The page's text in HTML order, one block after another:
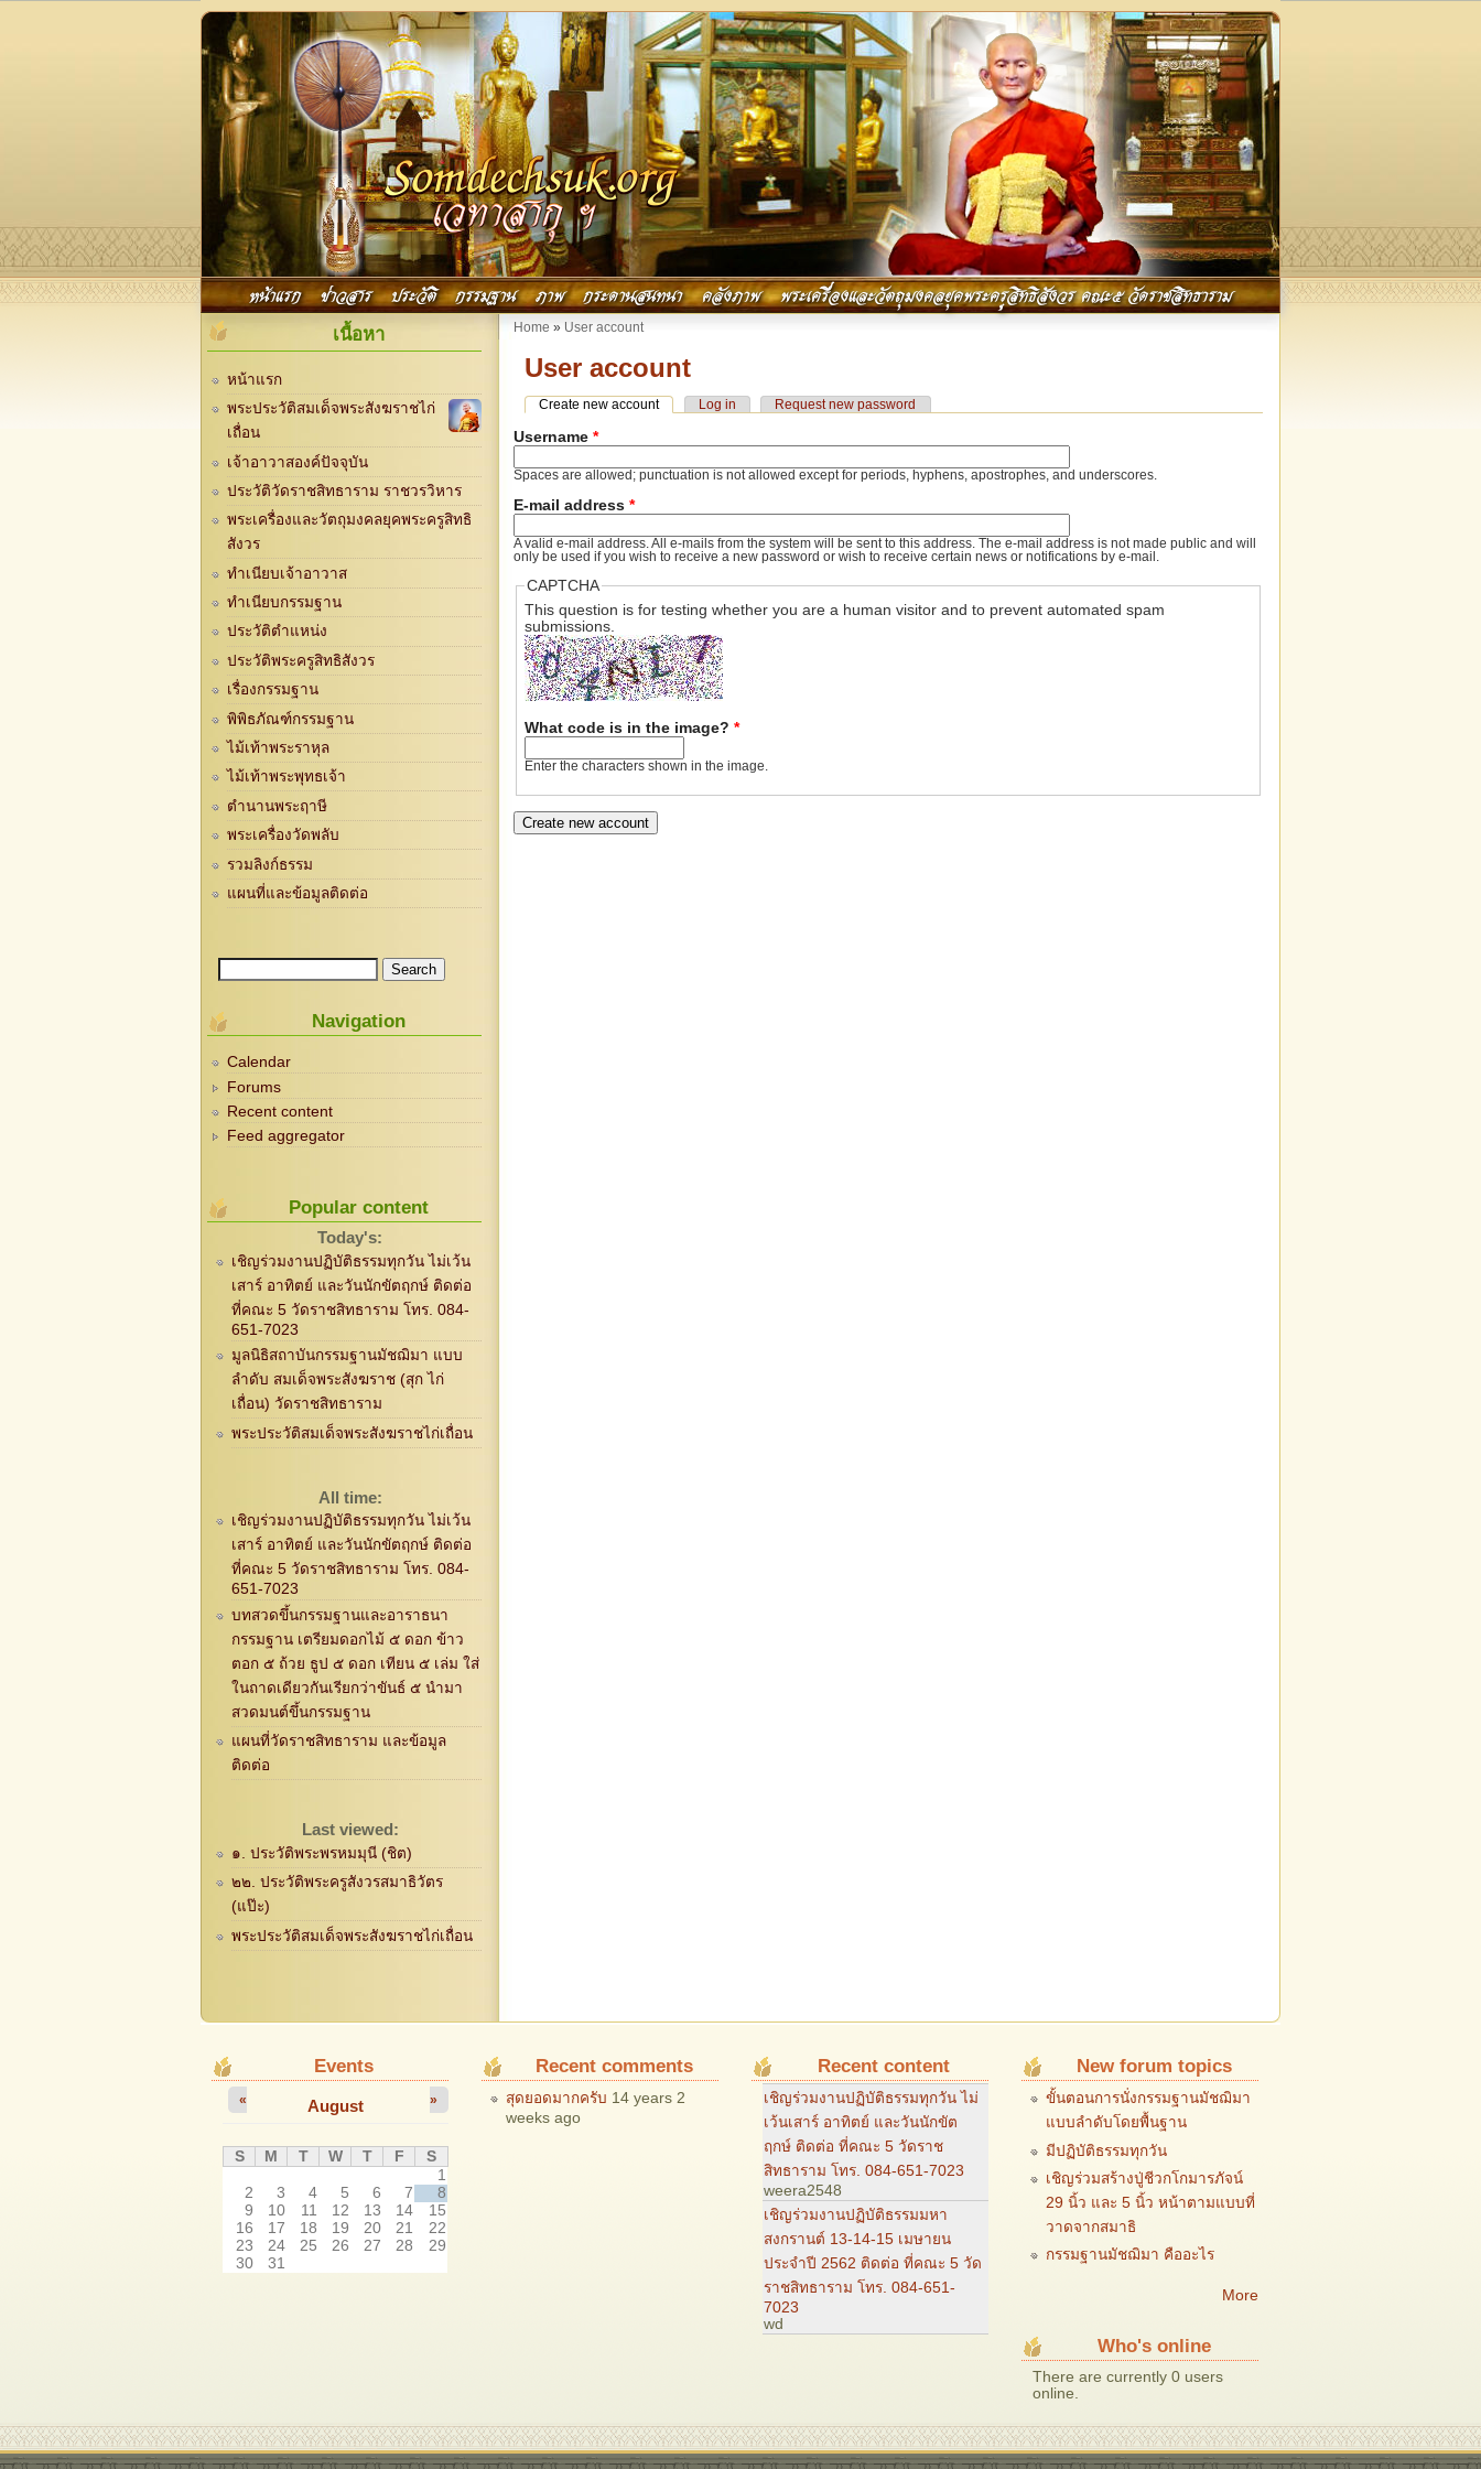
Main menu
หน้าแรก ข่าวสาร ประวัติ กรรมฐาน ภาพ กระดานสนทนา คลังภาพ พระเครื่องและวัตถุมงคลยุคพระครูสิทธิสังวร คณะ๕ วัดราชสิทธาราม
เนื้อหา
หน้าแรก
พระประวัติสมเด็จพระสังฆราชไก่
เถื่อน
เจ้าอาวาสองค์ปัจจุบัน
ประวัติวัดราชสิทธาราม ราชวรวิหาร
พระเครื่องและวัตถุมงคลยุคพระครูสิทธิ
สังวร
ทำเนียบเจ้าอาวาส
ทำเนียบกรรมฐาน
ประวัติตำแหน่ง
ประวัติพระครูสิทธิสังวร
เรื่องกรรมฐาน
พิพิธภัณฑ์กรรมฐาน
ไม้เท้าพระราหุล
ไม้เท้าพระพุทธเจ้า
ตำนานพระฤาษี
พระเครื่องวัดพลับ
รวมลิงก์ธรรม
แผนที่และข้อมูลติดต่อ
Navigation
Calendar
Forums
Recent content
Feed aggregator
Popular content
Today's:
เชิญร่วมงานปฏิบัติธรรมทุกวัน ไม่เว้น
เสาร์ อาทิตย์ และวันนักขัตฤกษ์ ติดต่อ
ที่คณะ 5 วัดราชสิทธาราม โทร. 084-
651-7023
มูลนิธิสถาบันกรรมฐานมัชฌิมา แบบ
ลำดับ สมเด็จพระสังฆราช (สุก ไก่
เถื่อน) วัดราชสิทธาราม
พระประวัติสมเด็จพระสังฆราชไก่เถื่อน
All time:
เชิญร่วมงานปฏิบัติธรรมทุกวัน ไม่เว้น
เสาร์ อาทิตย์ และวันนักขัตฤกษ์ ติดต่อ
ที่คณะ 5 วัดราชสิทธาราม โทร. 084-
651-7023
บทสวดขึ้นกรรมฐานและอาราธนา
กรรมฐาน เตรียมดอกไม้ ๕ ดอก ข้าว
ตอก ๕ ถ้วย ธูป ๕ ดอก เทียน ๕ เล่ม ใส่
ในถาดเดียวกันเรียกว่าขันธ์ ๕ นำมา
สวดมนต์ขึ้นกรรมฐาน
แผนที่วัดราชสิทธาราม และข้อมูล
ติดต่อ
Last viewed:
๑. ประวัติพระพรหมมุนี (ชิต)
๒๒. ประวัติพระครูสังวรสมาธิวัตร
(แป๊ะ)
พระประวัติสมเด็จพระสังฆราชไก่เถื่อน
You are here
Home » User account
User account
Primary tabs
Create new account(active tab)
Log in Request new password
Username *
Spaces are allowed; punctuation is not allowed except for periods, hyphens, apostrophes, and underscores.
E-mail address *
A valid e-mail address. All e-mails from the system will be sent to this address. The e-mail address is not made public and will
only be used if you wish to receive a new password or wish to receive certain news or notifications by e-mail.
CAPTCHA
This question is for testing whether you are a human visitor and to prevent automated spam
submissions.
What code is in the image? *
Enter the characters shown in the image.
Events
August
« »
S M T W T F
S
1
2
3 4 5 6 7
8
9
10 11 12 13 14
15
16
17 18 19 20 21
22
23
24 25 26 27 28
29
30
31
Recent comments
สุดยอดมากครับ 14 years 2
weeks ago
Recent content
เชิญร่วมงานปฏิบัติธรรมทุกวัน ไม่
เว้นเสาร์ อาทิตย์ และวันนักขัต
ฤกษ์ ติดต่อ ที่คณะ 5 วัดราช
สิทธาราม โทร. 084-651-7023
weera2548
เชิญร่วมงานปฏิบัติธรรมมหา
สงกรานต์ 13-14-15 เมษายน
ประจำปี 2562 ติดต่อ ที่คณะ 5 วัด
ราชสิทธาราม โทร. 084-651-
7023
wd
New forum topics
ขั้นตอนการนั่งกรรมฐานมัชฌิมา
แบบลำดับโดยพื้นฐาน
มีปฏิบัติธรรมทุกวัน
เชิญร่วมสร้างปู่ชีวกโกมารภัจน์
29 นิ้ว และ 5 นิ้ว หน้าตามแบบที่
วาดจากสมาธิ
กรรมฐานมัชฌิมา คืออะไร
More
Who's online
There are currently 0 users
online.